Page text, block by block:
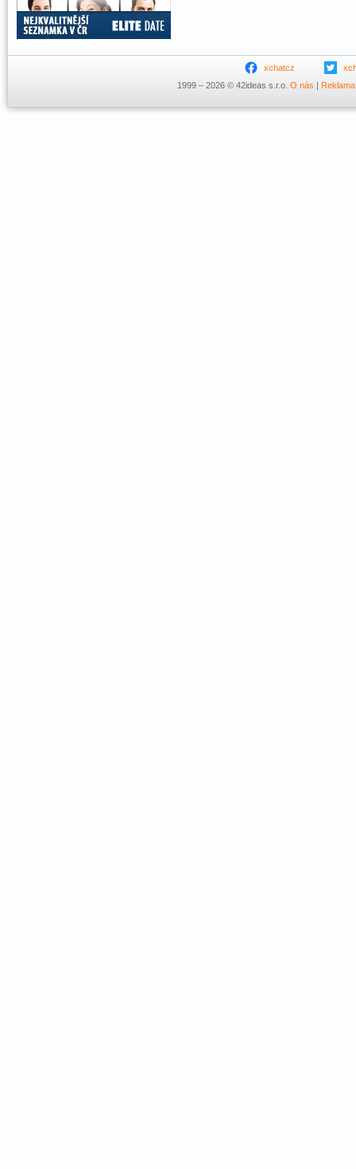
xchatcz
1999 – 2026 © 42ideas s.r.o. O nás | Reklama